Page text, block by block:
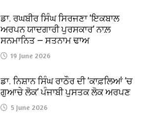
ਡਾ. ਰਘਬੀਰ ਸਿੰਘ ਸਿਰਜਣਾ ‘ਇਕਬਾਲ
ਅਰਪਨ ਯਾਦਗਾਰੀ ਪੁਰਸਕਾਰ’ ਨਾਲ਼
ਸਨਮਾਨਿਤ — ਸਤਨਾਮ ਢਾਅ
19 June 2026
ਡਾ. ਨਿਸ਼ਾਨ ਸਿੰਘ ਰਾਠੌਰ ਦੀ ‘ਕਾਫ਼ਲਿਆਂ ’ਚ
ਗੁਆਚੇ ਲੋਕ’ ਪੰਜਾਬੀ ਪੁਸਤਕ ਲੋਕ ਅਰਪਣ
5 June 2026